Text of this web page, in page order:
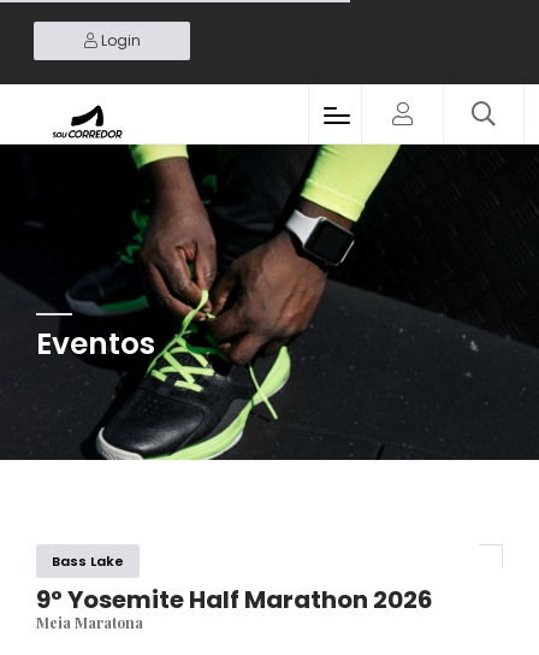
Login
Eventos
Bass Lake
9° Yosemite Half Marathon 2026
Meia Maratona